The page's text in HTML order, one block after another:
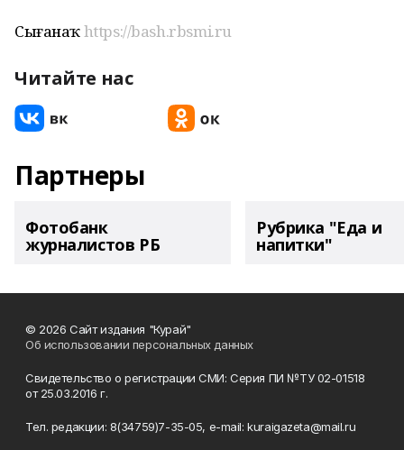
Сығанаҡhttps://bash.rbsmi.ru
Читайте нас
Партнеры
Фотобанк
журналистов РБ
Рубрика "Еда и
напитки"
© 2026 Сайт издания "Курай"
Об использовании персональных данных
Свидетельство о регистрации СМИ: Серия ПИ №ТУ 02-01518
от 25.03.2016 г.
Тел. редакции: 8(34759)7-35-05, e-mail: kuraigazeta@mail.ru